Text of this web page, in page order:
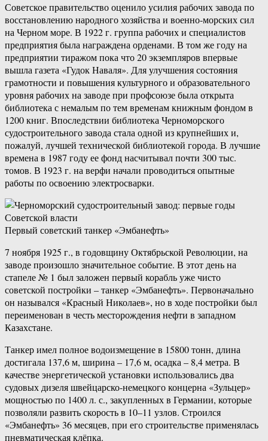
Советское правительство оценило усилия рабочих завода по
восстановлению народного хозяйства и военно-морских сил
на Черном море. В 1922 г. группа рабочих и специалистов
предприятия была награждена орденами. В том же году на
предприятии тиражом пока что 20 экземпляров впервые
вышла газета «Гудок Наваля». Для улучшения состояния
грамотности и повышения культурного и образовательного
уровня рабочих на заводе при профсоюзе была открыта
библиотека с немалым по тем временам книжным фондом в
1200 книг. Впоследствии библиотека Черноморского
судостроительного завода стала одной из крупнейших и,
пожалуй, лучшей технической библиотекой города. В лучшие
времена в 1987 году ее фонд насчитывал почти 300 тыс.
томов. В 1923 г. на верфи начали проводиться опытные
работы по освоению электросварки.
Первый советский танкер «Эмбанефть»
7 ноября 1925 г., в годовщину Октябрьской Революции, на
заводе произошло значительное событие. В этот день на
стапеле № 1 был заложен первый корабль уже чисто
советской постройки – танкер «Эмбанефть». Первоначально
он назывался «Красный Николаев», но в ходе постройки был
переименован в честь месторождения нефти в западном
Казахстане.
Танкер имел полное водоизмещение в 15800 тонн, длина
достигала 137,6 м, ширина – 17,6 м, осадка – 8,4 метра. В
качестве энергетической установки использовались два
судовых дизеля швейцарско-немецкого концерна «Зульцер»
мощностью по 1400 л. с., закупленных в Германии, которые
позволяли развить скорость в 10–11 узлов. Строился
«Эмбанефть» 36 месяцев, при его строительстве применялась
пневматическая клёпка.